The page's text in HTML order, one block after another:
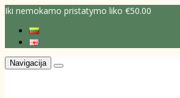
Iki nemokamo pristatymo liko €50.00
Navigacija